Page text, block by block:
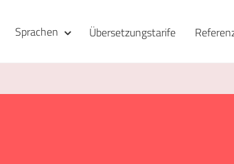
Sprachen Übersetzungstarife